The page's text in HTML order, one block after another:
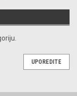
UPOREDITE